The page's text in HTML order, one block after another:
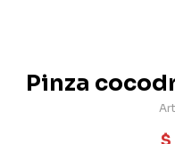
Pinza